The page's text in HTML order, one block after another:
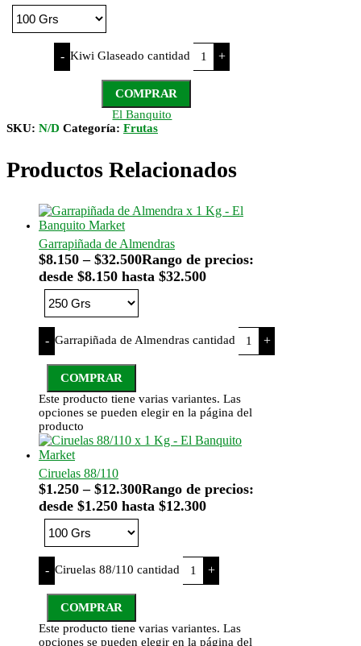
- Kiwi Glaseado cantidad +
COMPRAR
El Banquito
SKU: N/D Categoría: Frutas
Productos Relacionados
Garrapiñada de Almendras
$8.150 – $32.500Rango de precios:
desde $8.150 hasta $32.500
- Garrapiñada de Almendras cantidad +
COMPRAR
Este producto tiene varias variantes. Las
opciones se pueden elegir en la página del
producto
Ciruelas 88/110
$1.250 – $12.300Rango de precios:
desde $1.250 hasta $12.300
- Ciruelas 88/110 cantidad +
COMPRAR
Este producto tiene varias variantes. Las
opciones se pueden elegir en la página del